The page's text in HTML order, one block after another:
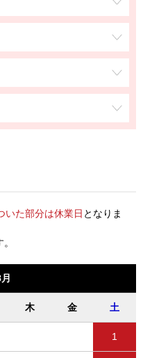
いた部分は休業日 となりま
木 金 土
1